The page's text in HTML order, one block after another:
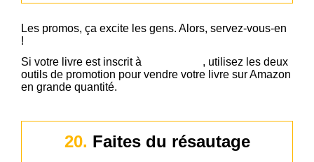
Les promos, ça excite les gens. Alors, servez-vous-en
!
Si votre livre est inscrit à
, utilisez les deux
outils de promotion pour vendre votre livre sur Amazon
en grande quantité.
20. Faites du résautage